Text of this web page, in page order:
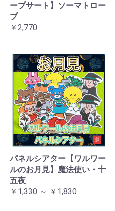
ープサート】ソーマトロー
プ
￥2,770
パネルシアター【ワルワー
ルのお月見】魔法使い・十
五夜
￥1,330 ～ ￥1,830